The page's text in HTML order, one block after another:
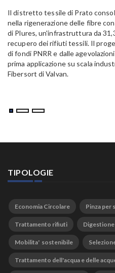
Il distretto tessile di Prato
nella rigenerazione delle fibre
di Plures, un'infrastruttura da
recupero dei rifiuti tessili. Il
di fondi PNRR e dalle
prima applicazione su scala
Fibersort di Valvan.
TIPOLOGIE
Economia Circolare Pinza per
Trattamento rifiuti
Mobilita' sostenibile
Trattamento dell'acqua e delle